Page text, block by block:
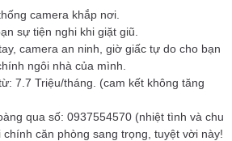
camera khắp nơi.
sự tiện nghi khi giặt giũ.
camera an ninh, giờ giấc tự do cho bạn
ngôi nhà của mình.
7.7 Triệu/tháng. (cam kết không tăng
qua số: 0937554570 (nhiệt tình và chu
căn phòng sang trọng, tuyệt vời này!